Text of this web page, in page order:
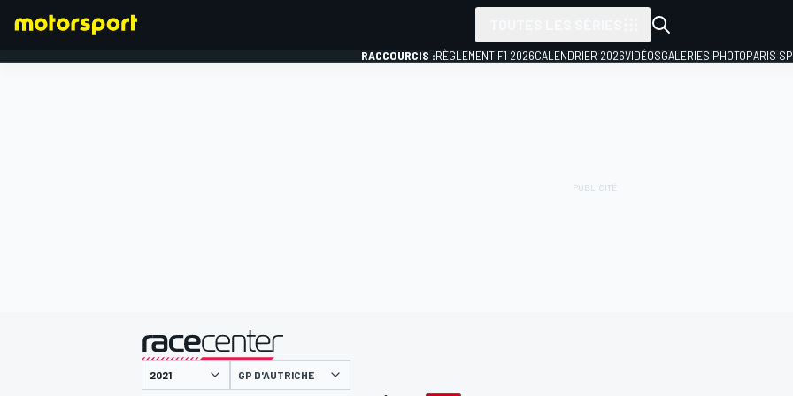
RACCOURCIS :RÈGLEMENT F1 2026CALENDRIER 2026VIDÉOSGALERIES PHOTOPARIS
présenté par
GP D'AUTRICHE